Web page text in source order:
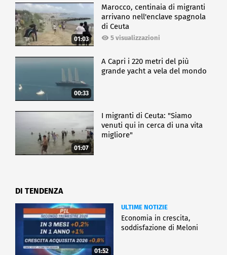
01:03
Marocco, centinaia di migranti
arrivano nell'enclave spagnola
di Ceuta
5 visualizzazioni
00:33
A Capri i 220 metri del più
grande yacht a vela del mondo
01:07
I migranti di Ceuta: "Siamo
venuti qui in cerca di una vita
migliore"
DI TENDENZA
01:52
ULTIME NOTIZIE
Economia in crescita,
soddisfazione di Meloni